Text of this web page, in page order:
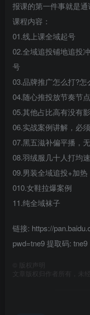
报课的第一件事就是
课程内容：
01.线上课全域起号
02.全域追投铺地追投
号
03.品牌推广怎么打?
04.随心推投放节奏节点
05.其他占比高有没有
06.实战案例讲解，必
07.黑五滋补偏平播，
08.羽绒服几十人打均
09.男装全域追投+加热
010.女鞋拉爆案例
11.纯全域袜子
链接: https://
pwd=tne9 提取码: tne9
版权声明
文章版权归作者所有，未